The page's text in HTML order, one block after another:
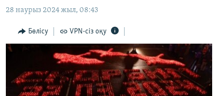
to
Navigation
Skip
Search
ҚАҢТАР ОҚИҒАСЫ
АДАМ ҚҰҚЫҚТАРЫ
ӘЛЕУМЕТ
АРНАЙЫ ЖОБАЛАР
28 наурыз 2024 жыл, 08:43
Бөлісу VPN-сіз оқу